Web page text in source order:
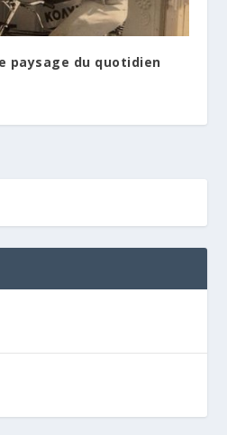
paysage du quotidien